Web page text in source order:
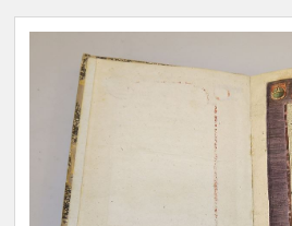
Our Team
Contact